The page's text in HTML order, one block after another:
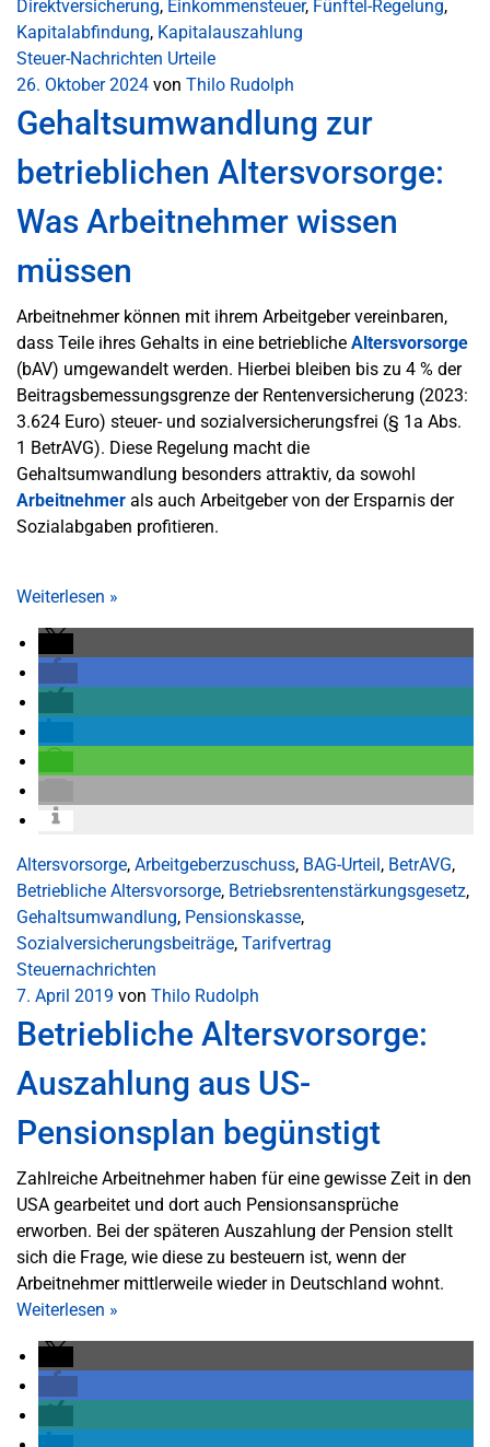
Direktversicherung, Einkommensteuer, Fünftel-Regelung,
Kapitalabfindung, Kapitalauszahlung
Steuer-Nachrichten Urteile
26. Oktober 2024 von Thilo Rudolph
Gehaltsumwandlung zur
betrieblichen Altersvorsorge:
Was Arbeitnehmer wissen
müssen
Arbeitnehmer können mit ihrem Arbeitgeber vereinbaren,
dass Teile ihres Gehalts in eine betriebliche Altersvorsorge
(bAV) umgewandelt werden. Hierbei bleiben bis zu 4 % der
Beitragsbemessungsgrenze der Rentenversicherung (2023:
3.624 Euro) steuer- und sozialversicherungsfrei (§ 1a Abs.
1 BetrAVG). Diese Regelung macht die
Gehaltsumwandlung besonders attraktiv, da sowohl
Arbeitnehmer als auch Arbeitgeber von der Ersparnis der
Sozialabgaben profitieren.
Weiterlesen »
Altersvorsorge, Arbeitgeberzuschuss, BAG-Urteil, BetrAVG,
Betriebliche Altersvorsorge, Betriebsrentenstärkungsgesetz,
Gehaltsumwandlung, Pensionskasse,
Sozialversicherungsbeiträge, Tarifvertrag
Steuernachrichten
7. April 2019 von Thilo Rudolph
Betriebliche Altersvorsorge:
Auszahlung aus US-
Pensionsplan begünstigt
Zahlreiche Arbeitnehmer haben für eine gewisse Zeit in den
USA gearbeitet und dort auch Pensionsansprüche
erworben. Bei der späteren Auszahlung der Pension stellt
sich die Frage, wie diese zu besteuern ist, wenn der
Arbeitnehmer mittlerweile wieder in Deutschland wohnt.
Weiterlesen »